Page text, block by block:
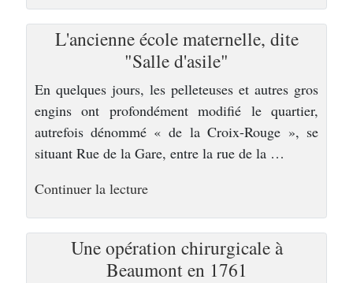
ville
d’histoire »
L'ancienne école maternelle, dite
"Salle d'asile"
En quelques jours, les pelleteuses et autres gros
engins ont profondément modifié le quartier,
autrefois dénommé « de la Croix-Rouge », se
situant Rue de la Gare, entre la rue de la …
Continuer la lecturede
ville
d’histoire »
Une opération chirurgicale à
Beaumont en 1761